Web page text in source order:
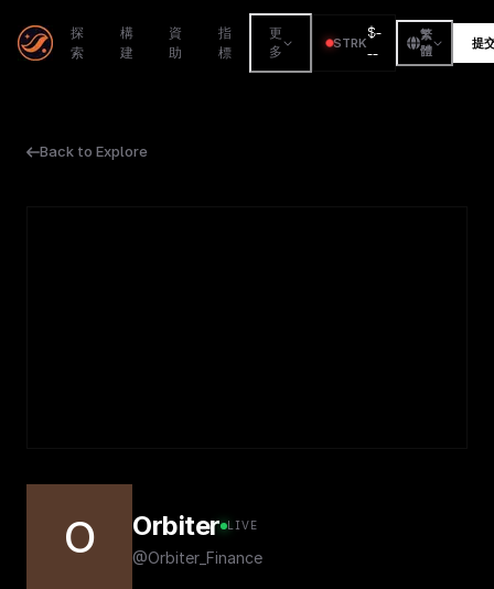
探
索
構
建
資
助
指
標
更
多
STRK
$-
--
繁
體
提
Back to Explore
O Orbiter LIVE
@Orbiter_Finance